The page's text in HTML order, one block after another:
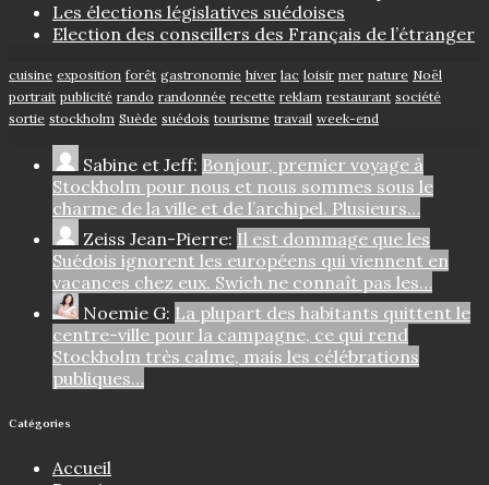
Les élections législatives suédoises
Election des conseillers des Français de l’étranger
cuisine exposition forêt gastronomie hiver lac loisir mer nature Noël
portrait publicité rando randonnée recette reklam restaurant société
sortie stockholm Suède suédois tourisme travail week-end
Sabine et Jeff: Bonjour, premier voyage à
Stockholm pour nous et nous sommes sous le
charme de la ville et de l’archipel. Plusieurs…
Zeiss Jean-Pierre: Il est dommage que les
Suédois ignorent les européens qui viennent en
vacances chez eux. Swich ne connaît pas les…
Noemie G: La plupart des habitants quittent le
centre-ville pour la campagne, ce qui rend
Stockholm très calme, mais les célébrations
publiques…
Catégories
Accueil